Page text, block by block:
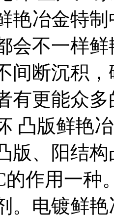
艳冶金特
会不一样
间断沉积
有更能众
凸版鲜艳
版、阳结
的作用一种
。电镀鲜